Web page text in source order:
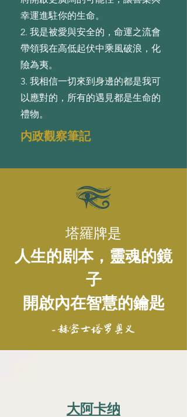
幸運進駐你的⽣命。
2. 我是被愛與安全的，命運之流會
帶領我在⾼低起伏中乘⾵破浪，化
險為夷。
3. 我相信⼀切來到⾝邊的都是我可
以應對的，所有的遇⾒都是⽣命的
禮物。
内政觀察筆記
塔羅牌是
人生的剧本，靈魂的鏡
子
開啟內在智慧的鑰匙
- 赫密士塔罗奥义
大阿卡纳